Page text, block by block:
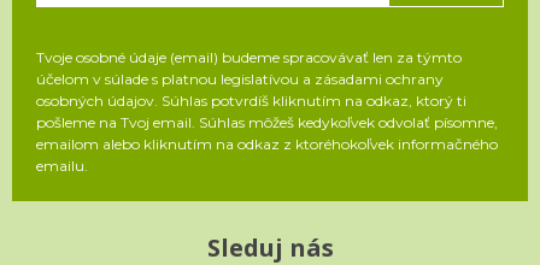
Tvoje osobné údaje (email) budeme spracovávať len za týmto
účelom v súlade s platnou legislatívou a zásadami ochrany
osobných údajov. Súhlas potvrdíš kliknutím na odkaz, ktorý ti
pošleme na Tvoj email. Súhlas môžeš kedykoľvek odvolať písomne,
emailom alebo kliknutím na odkaz z ktoréhokoľvek informačného
emailu.
Sleduj nás